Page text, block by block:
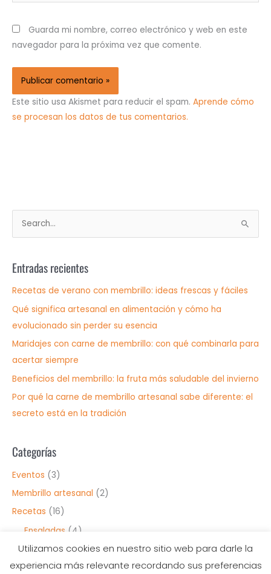
Guarda mi nombre, correo electrónico y web en este
navegador para la próxima vez que comente.
Este sitio usa Akismet para reducir el spam. Aprende cómo
se procesan los datos de tus comentarios.
u
c
a
r
p
o
r
Entradas recientes
Recetas de verano con membrillo: ideas frescas y fáciles
Qué significa artesanal en alimentación y cómo ha
evolucionado sin perder su esencia
Maridajes con carne de membrillo: con qué combinarla para
acertar siempre
Beneficios del membrillo: la fruta más saludable del invierno
Por qué la carne de membrillo artesanal sabe diferente: el
secreto está en la tradición
Categorías
Eventos (3)
Membrillo artesanal (2)
Recetas (16)
Ensaladas (4)
Entrantes (7)
Postres(4)
Utilizamos cookies en nuestro sitio web para darle la
experiencia más relevante recordando sus preferencias